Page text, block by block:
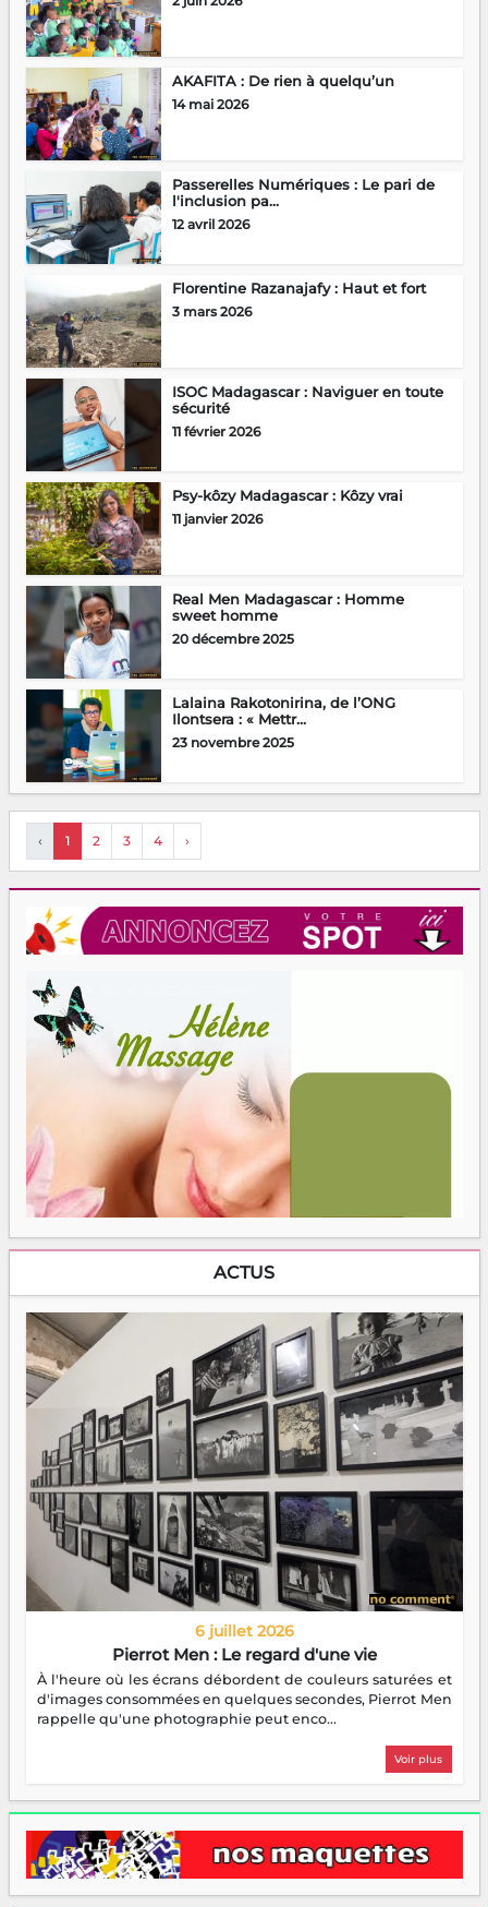
AKAFITA : De rien à quelqu’un
14 mai 2026
Passerelles Numériques : Le pari de
l'inclusion pa...
12 avril 2026
Florentine Razanajafy : Haut et fort
3 mars 2026
ISOC Madagascar : Naviguer en toute
sécurité
11 février 2026
Psy-kôzy Madagascar : Kôzy vrai
11 janvier 2026
Real Men Madagascar : Homme
sweet homme
20 décembre 2025
Lalaina Rakotonirina, de l’ONG
Ilontsera : « Mettr...
23 novembre 2025
‹ 1 2 3 4 ›
ACTUS
6 juillet 2026
Pierrot Men : Le regard d'une vie
À l'heure où les écrans débordent de couleurs saturées et
d'images consommées en quelques secondes, Pierrot Men
rappelle qu'une photographie peut enco...
Voir plus